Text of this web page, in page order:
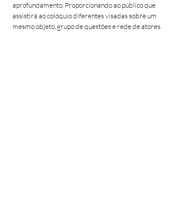
aprofundamento. Proporcionando ao público que
assistirá ao colóquio diferentes visadas sobre um
mesmo objeto, grupo de questões e rede de atores.